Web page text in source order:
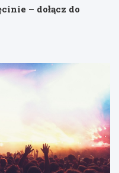
– dołącz do